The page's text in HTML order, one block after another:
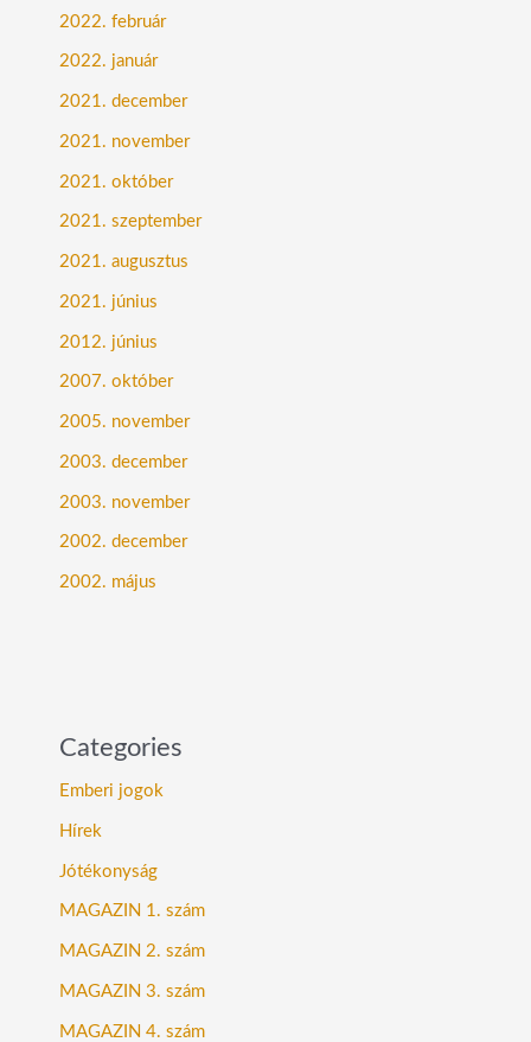
2022. február
2022. január
2021. december
2021. november
2021. október
2021. szeptember
2021. augusztus
2021. június
2012. június
2007. október
2005. november
2003. december
2003. november
2002. december
2002. május
Categories
Emberi jogok
Hírek
Jótékonyság
MAGAZIN 1. szám
MAGAZIN 2. szám
MAGAZIN 3. szám
MAGAZIN 4. szám